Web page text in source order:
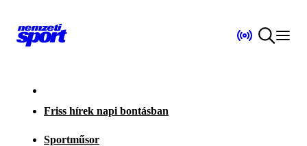
Friss hírek napi bontásban
Sportműsor